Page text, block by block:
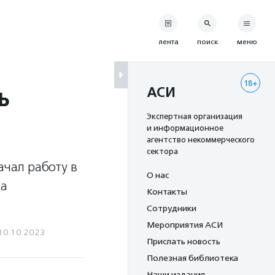
работу в
лента поиск меню
18+
АСИ
Экспертная организация
и информационное
агентство некоммерческого
сектора
О нас
Контакты
Сотрудники
Мероприятия АСИ
Прислать новость
Полезная библиотека